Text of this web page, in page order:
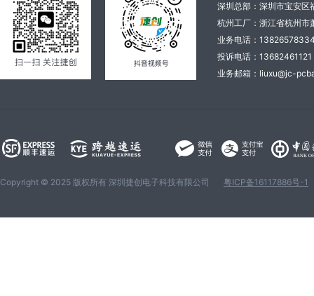
深圳总部：深圳市宝安
杭州工厂：浙江省杭州市
业务电话：
投诉电话：
业务邮箱：liuxu@jc-
Copyright © 2025 版权所有 深圳捷创电子科技有限公司 粤ICP备16117886号-1